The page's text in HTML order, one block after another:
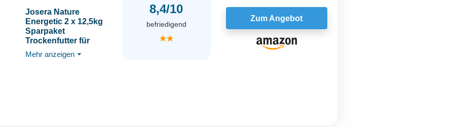
Josera Nature
Energetic 2 x 12,5kg
Sparpaket
Trockenfutter für
Hunde
Mehr anzeigen ⏷
8,4/10
befriedigend
★★
Zum Angebot